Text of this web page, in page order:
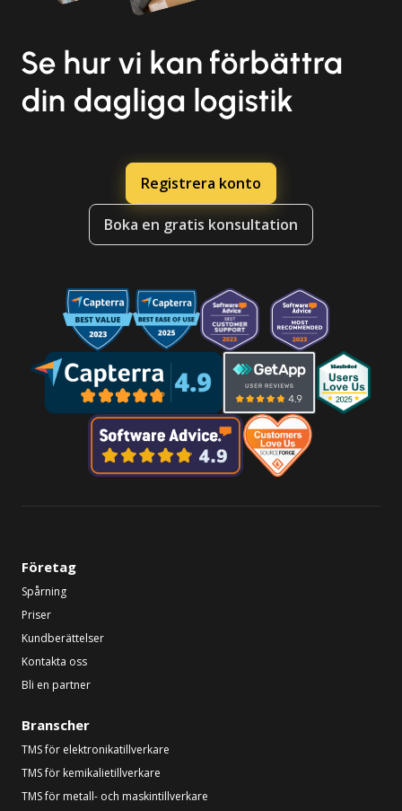
Se hur vi kan förbättra
din dagliga logistik
Registrera konto
Boka en gratis konsultation
Företag
Spårning
Priser
Kundberättelser
Kontakta oss
Bli en partner
Branscher
TMS för elektronikatillverkare
TMS för kemikalietillverkare
TMS för metall- och maskintillverkare